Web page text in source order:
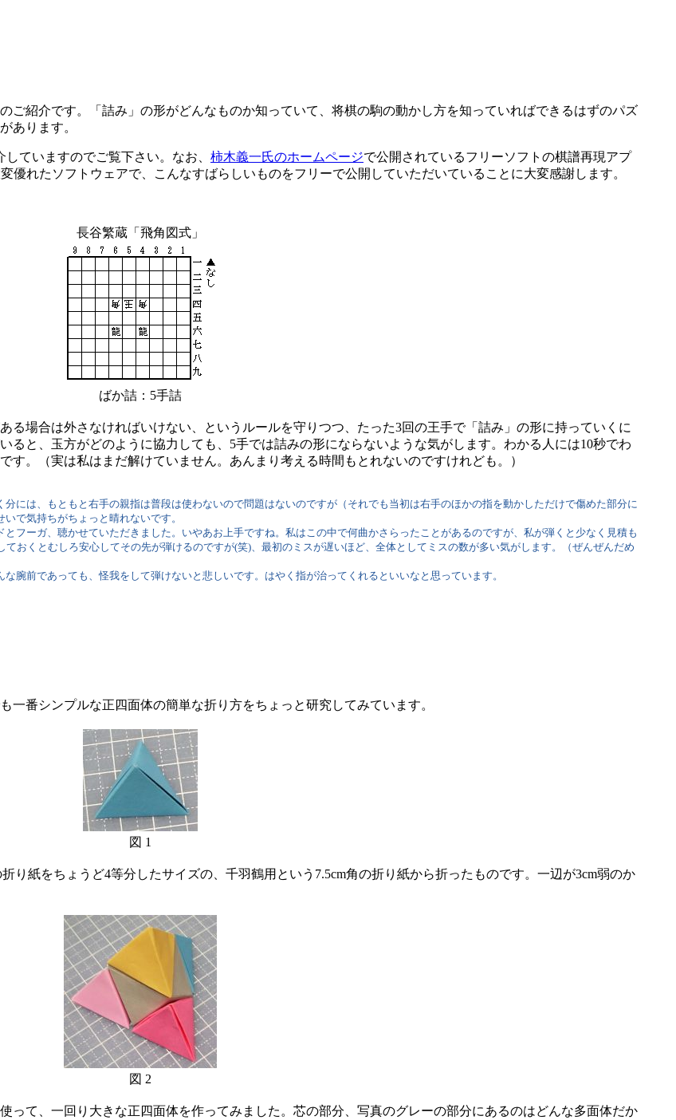
紹介です。「詰み」の形がどんなものか知っていて、将棋の駒の動かし方を知っていればできるはずのパズ
あります。
ていますのでご覧下さい。なお、 柿木義一氏のホームページで公開されているフリーソフトの棋譜再現アプ
優れたソフトウェアで、こんなすばらしいものをフリーで公開していただいていることに大変感謝します。
長谷繁蔵「飛角図式」
ばか詰：5手詰
場合は外さなければいけない、というルールを守りつつ、たった3回の王手で「詰み」の形に持っていくに
ると、玉方がどのように協力しても、5手では詰みの形にならないような気がします。わかる人には10秒でわ
。（実は私はまだ解けていません。あんまり考える時間もとれないのですけれども。）
には、もともと右手の親指は普段は使わないので問題はないのですが（それでも当初は右手のほかの指を動かしただけで傷めた部分に
で気持ちがちょっと晴れないです。
フーガ、聴かせていただきました。いやあお上手ですね。私はこの中で何曲かさらったことがあるのですが、私が弾くと少なく見積も
おくとむしろ安心してその先が弾けるのですが(笑)、最初のミスが遅いほど、全体としてミスの数が多い気がします。（ぜんぜんだめ
腕前であっても、怪我をして弾けないと悲しいです。はやく指が治ってくれるといいなと思っています。
番シンプルな正四面体の簡単な折り方をちょっと研究してみています。
図 1
り紙をちょうど4等分したサイズの、千羽鶴用という7.5cm角の折り紙から折ったものです。一辺が3cm弱のか
図 2
て、一回り大きな正四面体を作ってみました。芯の部分、写真のグレーの部分にあるのはどんな多面体だか